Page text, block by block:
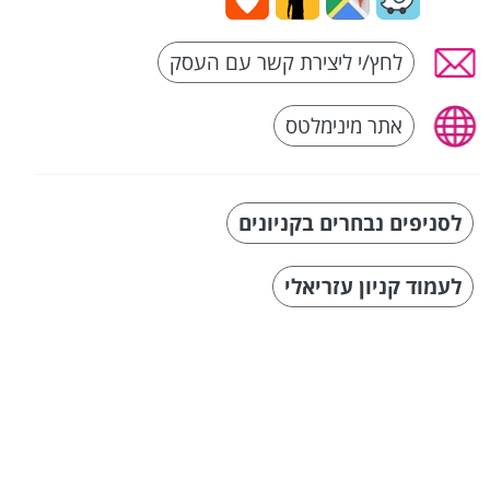
לחץ/י ליצירת קשר עם העסק
אתר מינימלטס
לסניפים נבחרים בקניונים
לעמוד קניון עזריאלי